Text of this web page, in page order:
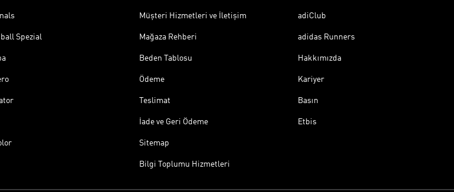
Spezial
Müşteri Hizmetleri ve İletişim
Mağaza Rehberi
Beden Tablosu
Ödeme
Teslimat
İade ve Geri Ödeme
Sitemap
Bilgi Toplumu Hizmetleri
adiClub
adidas Runners
Hakkımızda
Kariyer
Basın
Etbis